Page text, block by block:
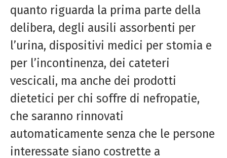
quanto riguarda la prima parte della
delibera, degli ausili assorbenti per
l’urina, dispositivi medici per stomia e
per l’incontinenza, dei cateteri
vescicali, ma anche dei prodotti
dietetici per chi soffre di nefropatie,
che saranno rinnovati
automaticamente senza che le persone
interessate siano costrette a